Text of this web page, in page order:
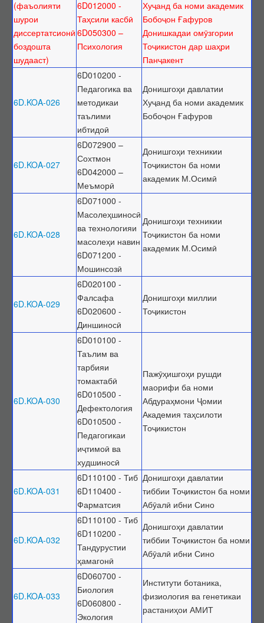
(фаъолияти
шурои
диссертатсионӣ
боздошта
шудааст)
6D012000 -
Таҳсили касбӣ
6D050300 –
Психология
Хуҷанд ба номи академик
Бобоҷон Ғафуров
Донишкадаи омӯзгории
Тоҷикистон дар шаҳри
Панҷакент
6D.KOA-026
6D010200 -
Педагогика ва
методикаи
таълими
ибтидоӣ
Донишгоҳи давлатии
Хуҷанд ба номи академик
Бобоҷон Ғафуров
6D.KOA-027
6D072900 –
Сохтмон
6D042000 –
Меъморӣ
Донишгоҳи техникии
Тоҷикистон ба номи
академик М.Осимӣ
6D.KOA-028
6D071000 -
Масолеҳшиносӣ
ва технологияи
масолеҳи навин
6D071200 -
Мошинсозӣ
Донишгоҳи техникии
Тоҷикистон ба номи
академик М.Осимӣ
6D.KOA-029
6D020100 -
Фалсафа
6D020600 -
Диншиносӣ
Донишгоҳи миллии
Тоҷикистон
6D.KOA-030
6D010100 -
Таълим ва
тарбияи
томактабӣ
6D010500 -
Дефектология
6D010500 -
Педагогикаи
иҷтимоӣ ва
худшиносӣ
Пажӯҳишгоҳи рушди
маорифи ба номи
Абдураҳмони Ҷомии
Академия таҳсилоти
Тоҷикистон
6D.KOA-031
6D110100 - Тиб
6D110400 -
Фарматсия
Донишгоҳи давлатии
тиббии Тоҷикистон ба номи
Абӯалӣ ибни Сино
6D.KOA-032
6D110100 - Тиб
6D110200 -
Тандурустии
ҳамагонӣ
Донишгоҳи давлатии
тиббии Тоҷикистон ба номи
Абӯалӣ ибни Сино
6D.KOA-033
6D060700 -
Биология
6D060800 -
Экология
Институти ботаника,
физиология ва генетикаи
растаниҳои АМИТ